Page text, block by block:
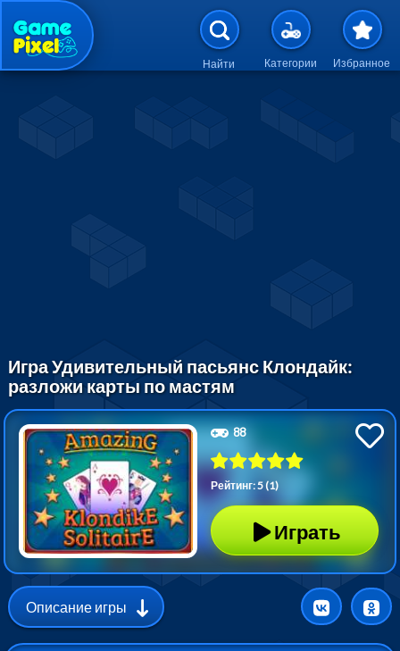
Перейти к основному
Найти Категории Избранное
Игра Удивительный пасьянс Клондайк:
разложи карты по мастям
88
Рейтинг: 5 (1)
Играть
Описание игры